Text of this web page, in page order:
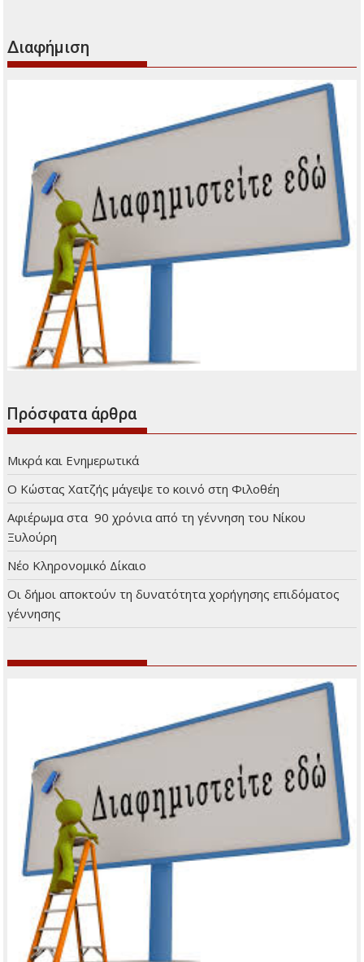
Διαφήμιση
Πρόσφατα άρθρα
Μικρά και Ενημερωτικά
Ο Κώστας Χατζής μάγεψε το κοινό στη Φιλοθέη
Αφιέρωμα στα 90 χρόνια από τη γέννηση του Νίκου
Ξυλούρη
Νέο Κληρονομικό Δίκαιο
Οι δήμοι αποκτούν τη δυνατότητα χορήγησης επιδόματος
γέννησης